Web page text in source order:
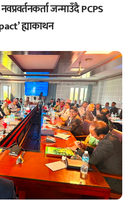
जन्माउँदै PCPS
ह्याकाथन